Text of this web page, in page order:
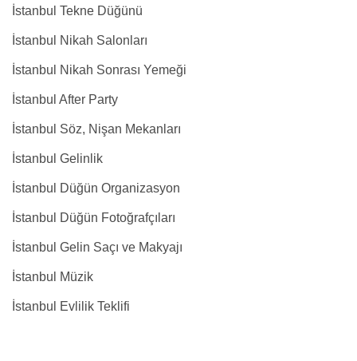
İstanbul Tekne Düğünü
İstanbul Nikah Salonları
İstanbul Nikah Sonrası Yemeği
İstanbul After Party
İstanbul Söz, Nişan Mekanları
İstanbul Gelinlik
İstanbul Düğün Organizasyon
İstanbul Düğün Fotoğrafçıları
İstanbul Gelin Saçı ve Makyajı
İstanbul Müzik
İstanbul Evlilik Teklifi